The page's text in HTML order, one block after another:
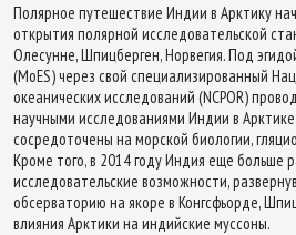
Полярное путешествие Индии в Арктику
открытия полярной исследовательской
Олесунне, Шпицберген, Норвегия. Под
(MoES) через свой специализированный
океанических исследований (NCPOR)
научными исследованиями Индии в
сосредоточены на морской биологии,
Кроме того, в 2014 году Индия еще больше
исследовательские возможности,
обсерваторию на якоре в Конгсфьорде,
влияния Арктики на индийские муссоны.